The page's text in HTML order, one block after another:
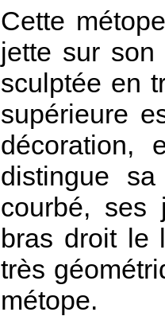
Cette
jette sur
sculptée en
supérieure
décoration,
distingue
courbé, ses
bras droit le
très
métope.